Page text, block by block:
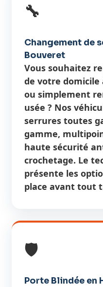
🔧
Changement de
Bouveret
Vous souhaitez
de votre domicile
ou simplement
usée ? Nos
serrures toutes
gamme,
haute sécurité
crochetage. Le
présente les
place avant tout
🛡️
Porte Blindée en